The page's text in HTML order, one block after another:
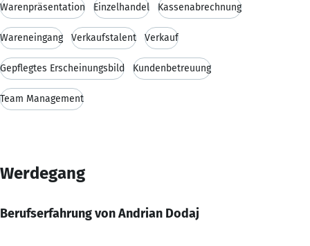
Warenpräsentation Einzelhandel Kassenabrechnung
Wareneingang Verkaufstalent Verkauf
Gepflegtes Erscheinungsbild Kundenbetreuung
Team Management
Werdegang
Berufserfahrung von Andrian Dodaj